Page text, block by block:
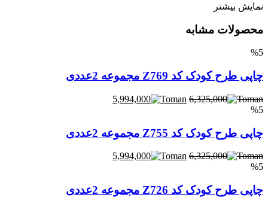
نمایش بیشتر
محصولات مشابه
%5
چاپی طرح کودک کد Z769 مجموعه 2عددی
6,325,000
5,994,000
%5
چاپی طرح کودک کد Z755 مجموعه 2عددی
6,325,000
5,994,000
%5
چاپی طرح کودک کد Z726 مجموعه 2عددی